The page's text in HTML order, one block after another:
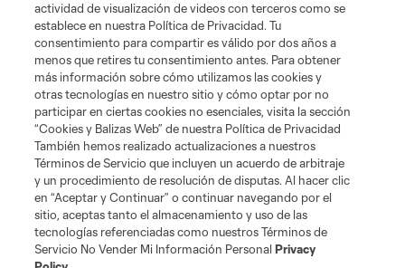
Acerca de MLS
Social
Tienda
actividad de visualización de videos con terceros como se
establece en nuestra Política de Privacidad. Tu
consentimiento para compartir es válido por dos años a
menos que retires tu consentimiento antes. Para obtener
más información sobre cómo utilizamos las cookies y
otras tecnologías en nuestro sitio y cómo optar por no
participar en ciertas cookies no esenciales, visita la sección
“Cookies y Balizas Web” de nuestra Política de Privacidad
También hemos realizado actualizaciones a nuestros
Términos de Servicio que incluyen un acuerdo de arbitraje
y un procedimiento de resolución de disputas. Al hacer clic
en “Aceptar y Continuar” o continuar navegando por el
sitio, aceptas tanto el almacenamiento y uso de las
tecnologías referenciadas como nuestros Términos de
Servicio No Vender Mi Información PersonalPrivacy